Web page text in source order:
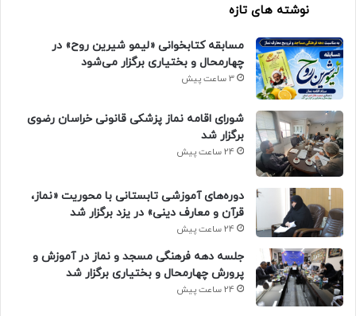
نوشته های تازه
مسابقه کتابخوانی «لیمو شیرین روح» در
چهارمحال و بختیاری برگزار می‌شود
3 ساعت پیش
شورای اقامه نماز پزشکی قانونی خراسان رضوی
برگزار شد
24 ساعت پیش
دوره‌های آموزشی تابستانی با محوریت «نماز،
قرآن و معارف دینی» در یزد برگزار شد
24 ساعت پیش
جلسه دهه فرهنگی مسجد و نماز در آموزش و
پرورش چهارمحال و بختیاری برگزار شد
24 ساعت پیش